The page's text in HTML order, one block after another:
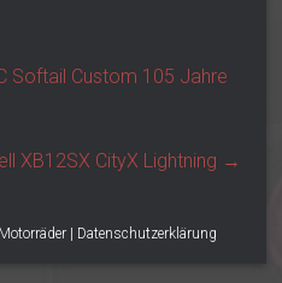
Softail Custom 105 Jahre
XB12SX CityX Lightning →
| Datenschutzerklärung